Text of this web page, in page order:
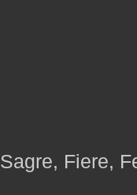
Sagre, Fiere,